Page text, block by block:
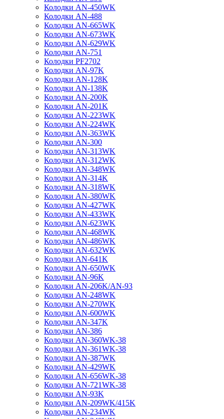
Колодки AN-450WK
Колодки AN-488
Колодки AN-665WK
Колодки AN-673WK
Колодки AN-629WK
Колодки AN-751
Колодки PF2702
Колодки AN-97K
Колодки AN-128K
Колодки AN-138K
Колодки AN-200K
Колодки AN-201K
Колодки AN-223WK
Колодки AN-224WK
Колодки AN-363WK
Колодки AN-300
Колодки AN-313WK
Колодки AN-312WK
Колодки AN-348WK
Колодки AN-314K
Колодки AN-318WK
Колодки AN-380WK
Колодки AN-427WK
Колодки AN-433WK
Колодки AN-623WK
Колодки AN-468WK
Колодки AN-486WK
Колодки AN-632WK
Колодки AN-641K
Колодки AN-650WK
Колодки AN-96K
Колодки AN-206K/AN-93
Колодки AN-248WK
Колодки AN-270WK
Колодки AN-600WK
Колодки AN-347K
Колодки AN-386
Колодки AN-360WK-38
Колодки AN-361WK-38
Колодки AN-387WK
Колодки AN-429WK
Колодки AN-656WK-38
Колодки AN-721WK-38
Колодки AN-93K
Колодки AN-209WK/415K
Колодки AN-234WK